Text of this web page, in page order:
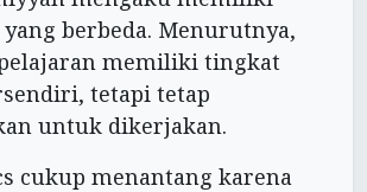
berbeda. Menurutnya,
memiliki tingkat
tetapi tetap
untuk dikerjakan.
cukup menantang karena